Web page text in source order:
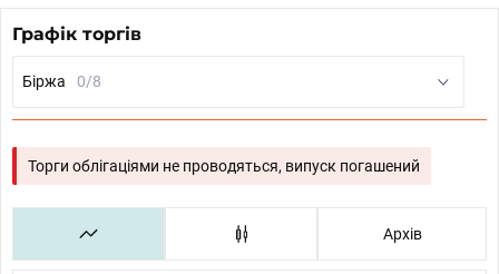
Графік торгів
Біржа 0/8
Торги облігаціями не проводяться, випуск погашений
Архів